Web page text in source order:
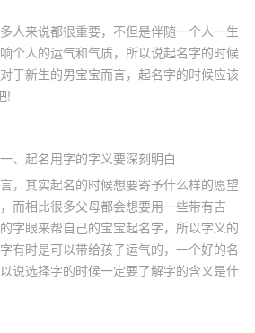
来说都很重要，不但是伴随一个人一生
个人的运气和气质，所以说起名字的时候
于新生的男宝宝而言，起名字的时候应该
!
、起名用字的字义要深刻明白
其实起名的时候想要寄予什么样的愿望
而相比很多父母都会想要用一些带有吉
字眼来帮自己的宝宝起名字，所以字义的
有时是可以带给孩子运气的，一个好的名
说选择字的时候一定要了解字的含义是什